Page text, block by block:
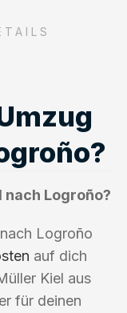
nach Logroño?
Logroño
auf dich
Kiel aus
für deinen